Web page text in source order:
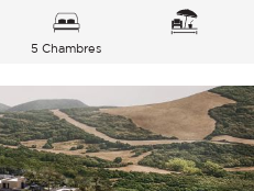
5 Chambres